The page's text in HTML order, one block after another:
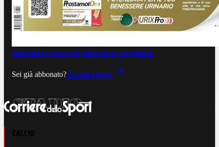
ABBONATI ORA A €0,99LEGGI IL GIORNALE
Sei già abbonato?Accedi e leggi